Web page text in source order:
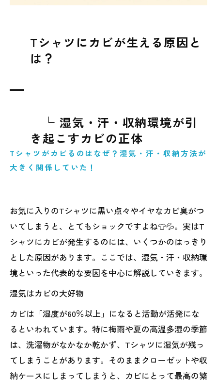
Tシャツにカビが生える原因と
は？
└ 湿気・汗・収納環境が引
き起こすカビの正体
Tシャツがカビるのはなぜ？湿気・汗・収納方法が
大きく関係していた！
お気に入りのTシャツに黒い点々やイヤなカビ臭がつ
いてしまうと、とてもショックですよね👕💦。実はT
シャツにカビが発生するのには、いくつかのはっきり
とした原因があります。ここでは、湿気・汗・収納環
境といった代表的な要因を中心に解説していきます。
湿気はカビの大好物
カビは「湿度が60％以上」になると活動が活発にな
るといわれています。特に梅雨や夏の高温多湿の季節
は、洗濯物がなかなか乾かず、Tシャツに湿気が残っ
てしまうことがあります。そのままクローゼットや収
納ケースにしまってしまうと、カビにとって最高の繁